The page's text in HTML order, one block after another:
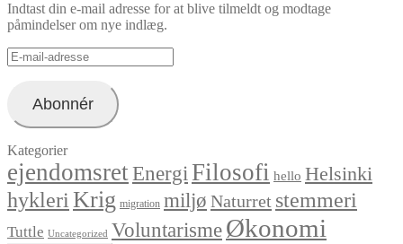
Indtast din e-mail adresse for at blive tilmeldt og modtage
påmindelser om nye indlæg.
E-
mail-
Abonnér
Kategorier
ejendomsretEnergiFilosofi hello Helsinki
hykleri Krig migration miljø Naturret stemmeri
Tuttle Uncategorized VoluntarismeØkonomi